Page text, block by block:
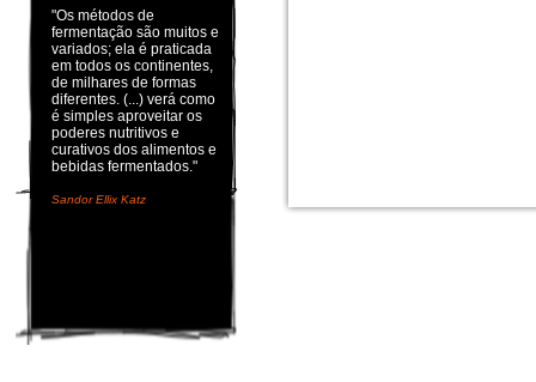
"Os métodos de
fermentação são muitos e
variados; ela é praticada
em todos os continentes,
de milhares de formas
diferentes. (...) verá como
é simples aproveitar os
poderes nutritivos e
curativos dos alimentos e
bebidas fermentados."
Sandor Ellix Katz